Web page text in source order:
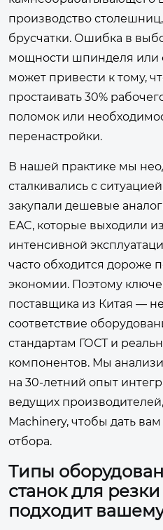
производство
брусчатки. Ошибка в
мощности шпинделя или
может привести к тому,
простаивать 30%
поломок или
перенастройки.
В нашей практике мы
сталкивались с
закупали дешевые
EAC, которые выходили
интенсивной
часто обходится дороже
экономии. Поэтому
поставщика из Китая —
соответствие
стандартам ГОСТ и
компонентов. Мы
на 30-летний опыт
ведущих производителей,
Machinery, чтобы дать
отбора.
Типы
станок для
подходит